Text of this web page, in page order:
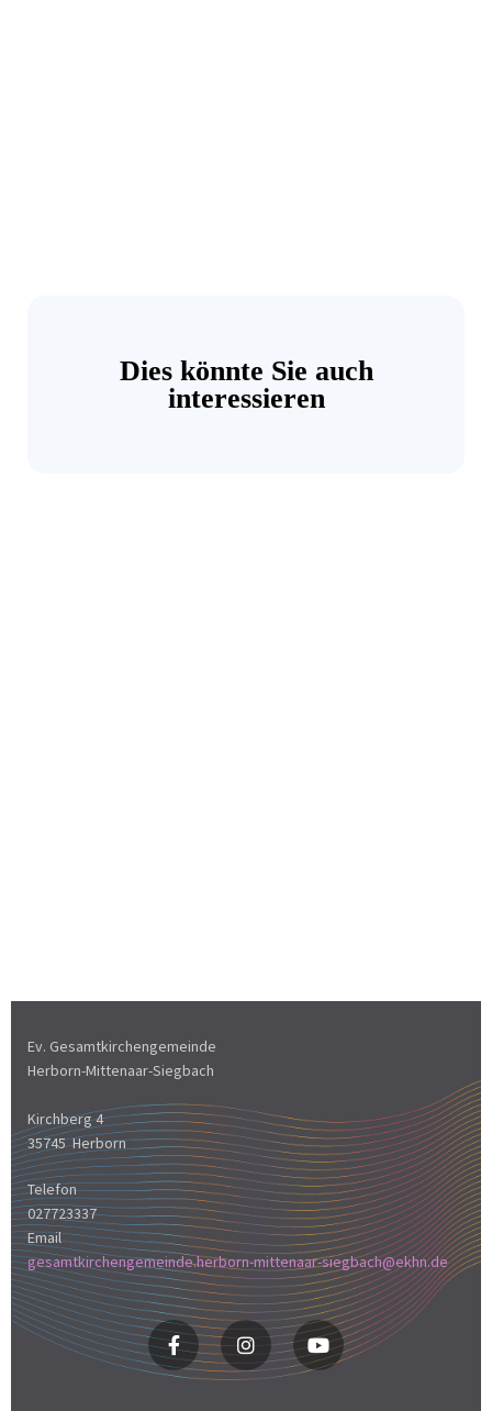
Dies könnte Sie auch
interessieren
Ev. Gesamtkirchengemeinde
Herborn-Mittenaar-Siegbach
Kirchberg 4
35745 Herborn
Telefon
027723337
Email
gesamtkirchengemeinde.herborn-mittenaar-siegbach@ekhn.de